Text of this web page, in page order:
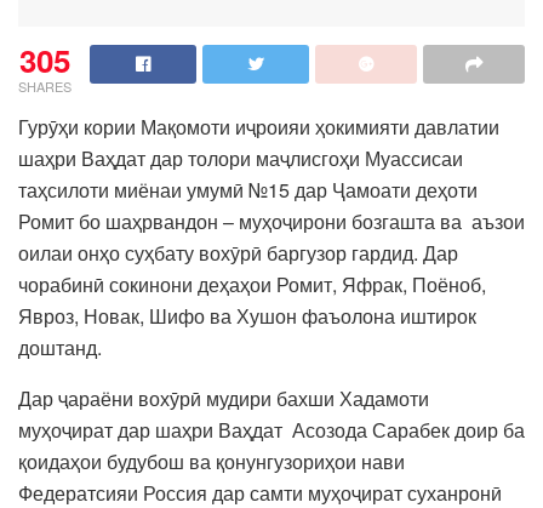
305
SHARES
Гурӯҳи кории Мақомоти иҷроияи ҳокимияти давлатии
шаҳри Ваҳдат дар толори маҷлисгоҳи Муассисаи
таҳсилоти миёнаи умумӣ №15 дар Ҷамоати деҳоти
Ромит бо шаҳрвандон – муҳоҷирони бозгашта ва аъзои
оилаи онҳо суҳбату вохӯрӣ баргузор гардид. Дар
чорабинӣ сокинони деҳаҳои Ромит, Яфрак, Поёноб,
Явроз, Новак, Шифо ва Хушон фаъолона иштирок
доштанд.
Дар ҷараёни вохӯрӣ мудири бахши Хадамоти
муҳоҷират дар шаҳри Ваҳдат Асозода Сарабек доир ба
қоидаҳои будубош ва қонунгузориҳои нави
Федератсияи Россия дар самти муҳоҷират суханронӣ